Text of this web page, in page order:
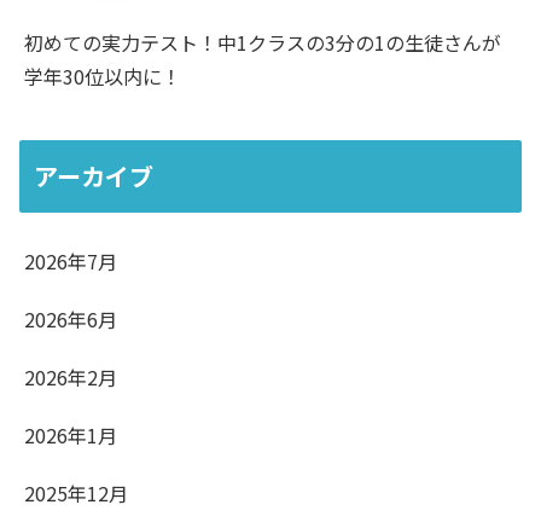
初めての実力テスト！中1クラスの3分の1の生徒さんが
学年30位以内に！
アーカイブ
2026年7月
2026年6月
2026年2月
2026年1月
2025年12月